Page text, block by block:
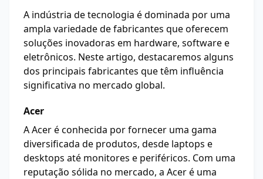
A indústria de tecnologia é dominada por uma
ampla variedade de fabricantes que oferecem
soluções inovadoras em hardware, software e
eletrônicos. Neste artigo, destacaremos alguns
dos principais fabricantes que têm influência
significativa no mercado global.
Acer
A Acer é conhecida por fornecer uma gama
diversificada de produtos, desde laptops e
desktops até monitores e periféricos. Com uma
reputação sólida no mercado, a Acer é uma